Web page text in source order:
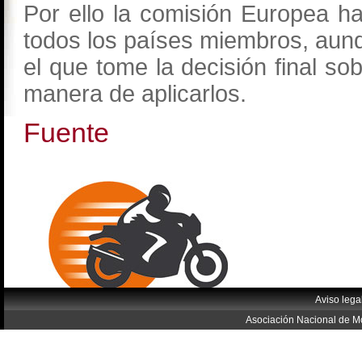
Por ello la comisión Europea
todos los países miembros,
el que tome la decisión final
manera de aplicarlos.
Fuente
Aviso
Asociación Nacional de